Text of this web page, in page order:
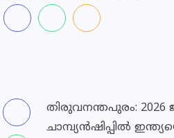
തിരുവനന്തപുരം:
ചാമ്പ്യന്‍ഷിപ്പില്‍